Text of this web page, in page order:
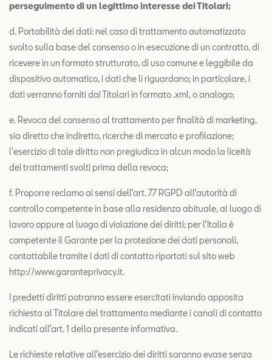
perseguimento di un legittimo interesse dei Titolari;
d. Portabilità dei dati: nel caso di trattamento automatizzato
svolto sulla base del consenso o in esecuzione di un contratto, di
ricevere in un formato strutturato, di uso comune e leggibile da
dispositivo automatico, i dati che li riguardano; in particolare, i
dati verranno forniti dai Titolari in formato .xml, o analogo;
e. Revoca del consenso al trattamento per finalità di marketing,
sia diretto che indiretto, ricerche di mercato e profilazione;
l'esercizio di tale diritto non pregiudica in alcun modo la liceità
dei trattamenti svolti prima della revoca;
f. Proporre reclamo ai sensi dell’art. 77 RGPD all’autorità di
controllo competente in base alla residenza abituale, al luogo di
lavoro oppure al luogo di violazione dei diritti; per l’Italia è
competente il Garante per la protezione dei dati personali,
contattabile tramite i dati di contatto riportati sul sito web
http://www.garanteprivacy.it.
I predetti diritti potranno essere esercitati inviando apposita
richiesta al Titolare del trattamento mediante i canali di contatto
indicati all’art. 1 della presente informativa.
Le richieste relative all’esercizio dei diritti saranno evase senza